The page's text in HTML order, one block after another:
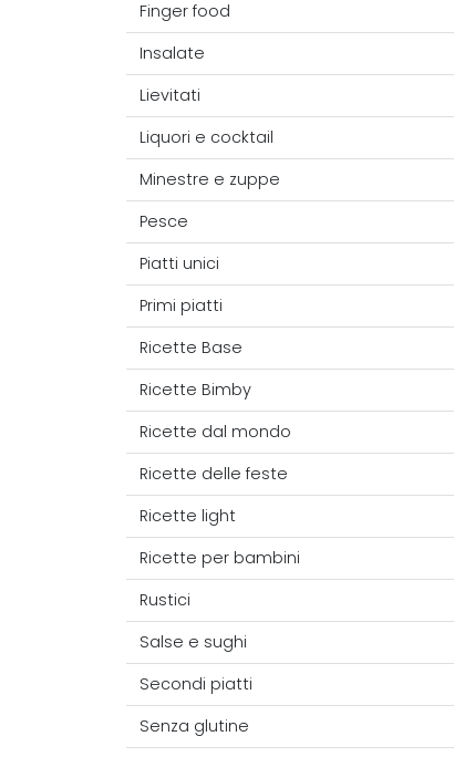
Finger food
Insalate
Lievitati
Liquori e cocktail
Minestre e zuppe
Pesce
Piatti unici
Primi piatti
Ricette Base
Ricette Bimby
Ricette dal mondo
Ricette delle feste
Ricette light
Ricette per bambini
Rustici
Salse e sughi
Secondi piatti
Senza glutine